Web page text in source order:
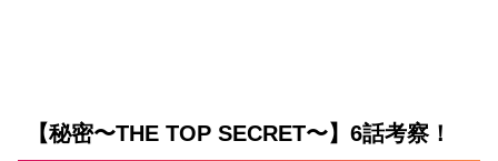
【秘密〜THE TOP SECRET〜】6話考察！